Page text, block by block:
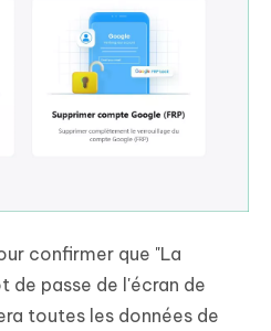
confirmer que "La
de passe de l'écran de
toutes les données de